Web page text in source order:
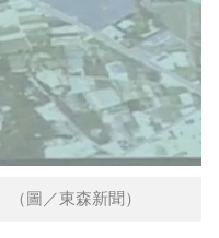
圖／東森新聞）